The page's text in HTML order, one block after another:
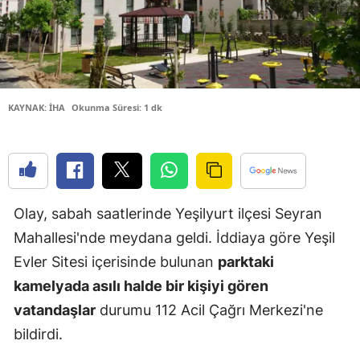
Çanakkale
Çankırı
Çorum
Diyarbakır
Edirne
Elazığ
Erzincan
Eskişehir
KAYNAK: İHA Okunma Süresi: 1 dk
Olay, sabah saatlerinde Yeşilyurt ilçesi Seyran
Mahallesi'nde meydana geldi. İddiaya göre Yeşil
Evler Sitesi içerisinde bulunan parktaki
kamelyada asılı halde bir kişiyi gören
vatandaşlar durumu 112 Acil Çağrı Merkezi'ne
bildirdi.